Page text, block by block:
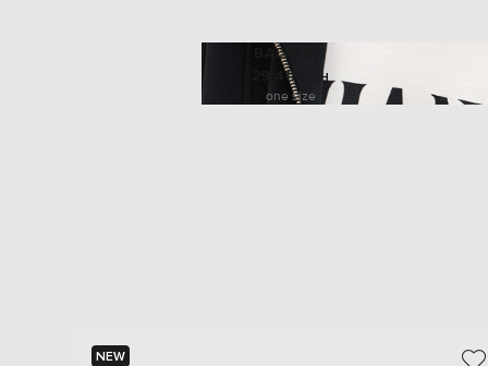
BALMAIN
29 418 грн
one size
NEW